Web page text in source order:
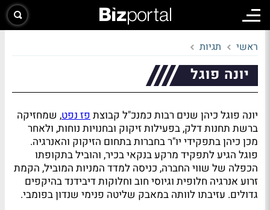
ראשי תגיות
יונה פוגל
יונה פוגל כיהן שנים רבות כמנכ"ל קבוצתפז נפט, שמחזיקה
ברשת תחנות דלק, בפעילות זיקוק ובחנויות נוחות, ולאחר
מכן כיהן בתפקידי יו"ר בחברות בתחום הזיקוק והאנרגיה.
פוגל הגיע לתפקיד מרקע בנקאי בכיר, והוביל בתקופתו
הכפלה של שווי החברה, כניסה למדד המניות המוביל, הקמת
זרוע אנרגיה חלופית וגיוסי חוב וחלוקות דיבידנד בהיקפים
גדולים. עזיבתו לוותה במאבק שליטה פנימי שנדון בפומבי.